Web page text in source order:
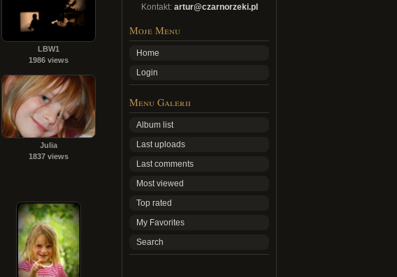
LBW1
1986 views
Julia
1837 views
Kontakt: artur@czarnorzeki.pl
Moje Menu
Home
Login
Menu Galerii
Album list
Last uploads
Last comments
Most viewed
Top rated
My Favorites
Search